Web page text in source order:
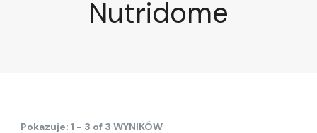
Nutridome
Pokazuje: 1 - 3 of 3 WYNIKÓW